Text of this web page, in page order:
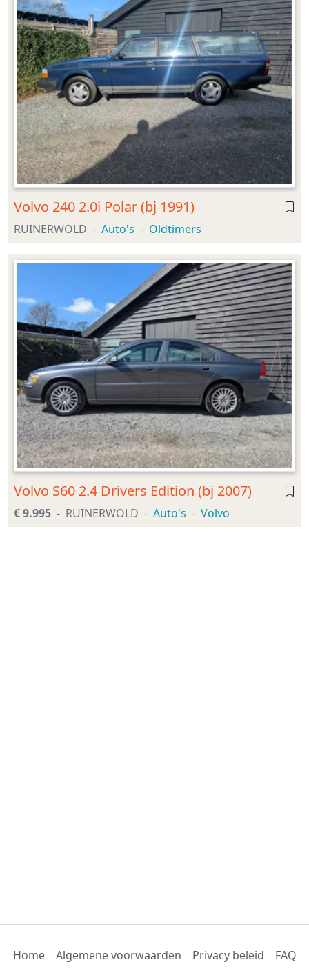
Volvo 240 2.0i Polar (bj 1991)
RUINERWOLD Auto's Oldtimers
Volvo S60 2.4 Drivers Edition (bj 2007)
€ 9.995 RUINERWOLD Auto's Volvo
Home Algemene voorwaarden Privacy beleid FAQ